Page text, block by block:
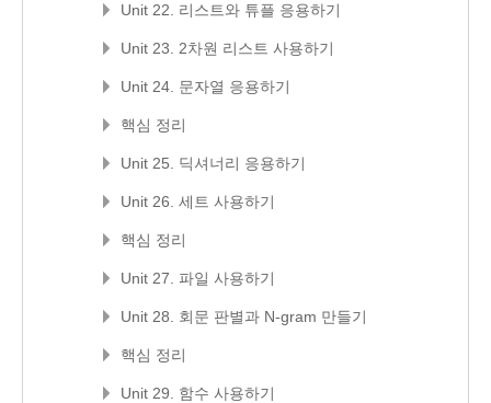
Unit 22. 리스트와 튜플 응용하기
Unit 23. 2차원 리스트 사용하기
Unit 24. 문자열 응용하기
핵심 정리
Unit 25. 딕셔너리 응용하기
Unit 26. 세트 사용하기
핵심 정리
Unit 27. 파일 사용하기
Unit 28. 회문 판별과 N-gram 만들기
핵심 정리
Unit 29. 함수 사용하기